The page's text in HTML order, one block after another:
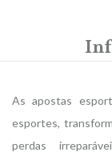
As apostas
esportes,
perdas